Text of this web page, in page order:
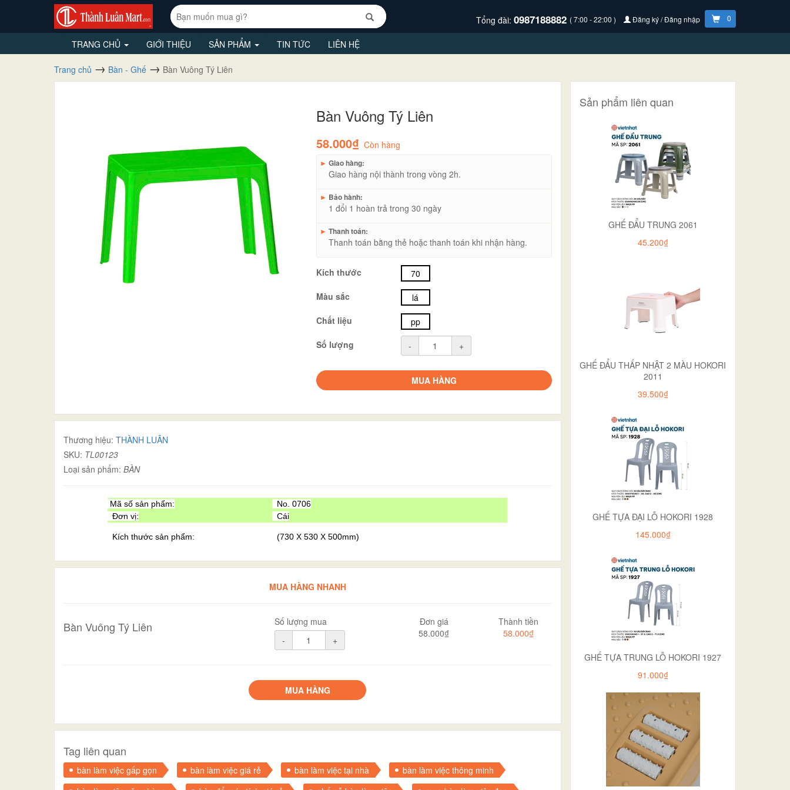
Tổng đài: 0987188882 ( 7:00 - 22:00 ) Đăng ký / Đăng nhập 0
TRANG CHỦ GIỚI THIỆU SẢN PHẨM TIN TỨC LIÊN HỆ
Trang chủ Bàn - Ghế Bàn Vuông Tý Liên
Bàn Vuông Tý Liên
58.000₫ Còn hàng
► Giao hàng:
Giao hàng nội thành trong vòng 2h.
► Bảo hành:
1 đổi 1 hoàn trả trong 30 ngày
► Thanh toán:
Thanh toán bằng thẻ hoặc thanh toán khi nhận hàng.
Kích thước
70
Màu sắc
lá
Chất liệu
pp
Số lượng
- +
MUA HÀNG
Thương hiệu: THÀNH LUÂN
SKU: TL00123
Loại sản phẩm: BÀN
Mã số sản phẩm:
No. 0706
Đơn vị:
Cái
Kích thước sản phẩm: (730 X 530 X 500mm)
MUA HÀNG NHANH
Bàn Vuông Tý Liên
Số lượng mua
-
+
Đơn giá
58.000₫
Thành tiền
58.000₫
MUA HÀNG
Tag liên quan
bàn làm việc gấp gọn bàn làm việc giá rẻ bàn làm việc tại nhà
bàn làm việc thông minh
Sản phẩm liên quan
GHẾ ĐẨU TRUNG 2061
45.200₫
GHẾ ĐẨU THẤP NHẬT 2 MÀU HOKORI
2011
39.500₫
GHẾ TỰA ĐẠI LỖ HOKORI 1928
145.000₫
GHẾ TỰA TRUNG LỖ HOKORI 1927
91.000₫